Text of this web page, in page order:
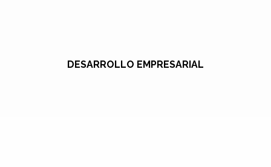
DESARROLLO EMPRESARIAL